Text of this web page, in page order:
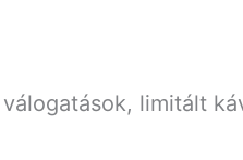
limitált